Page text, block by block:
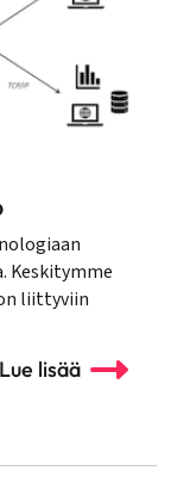
Keskitymme
liittyviin
Lue lisää